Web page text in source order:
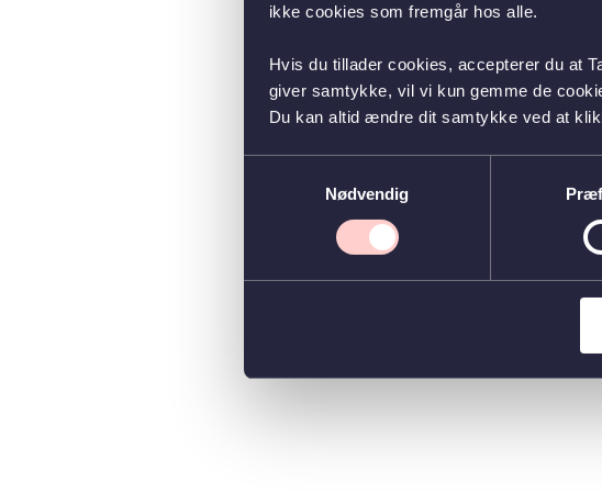
ikke cookies som fremgår hos alle.
Hvis du tillader cookies, accepterer du at
giver samtykke, vil vi kun gemme de
Du kan altid ændre dit samtykke ved at
Nødvendig